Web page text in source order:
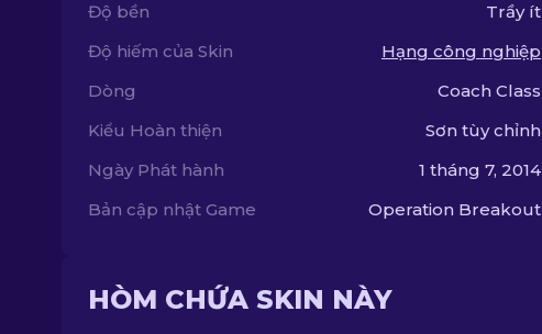
Độ bền
Trầy ít
Độ hiếm của Skin
Hạng công nghiệp
Dòng
Coach Class
Kiểu Hoàn thiện
Sơn tùy chỉnh
Ngày Phát hành
1 tháng 7, 2014
Bản cập nhật Game
Operation Breakout
HÒM CHỨA SKIN NÀY